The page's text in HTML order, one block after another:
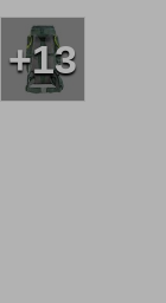
+13